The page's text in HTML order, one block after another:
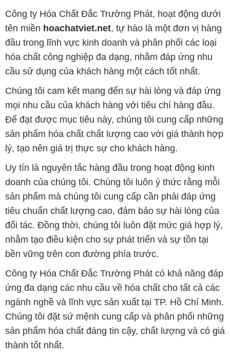
Công ty Hóa Chất Đắc Trường Phát, hoạt động dưới
tên miền hoachatviet.net, tự hào là một đơn vị hàng
đầu trong lĩnh vực kinh doanh và phân phối các loại
hóa chất công nghiệp đa dạng, nhằm đáp ứng nhu
cầu sử dụng của khách hàng một cách tốt nhất.
Chúng tôi cam kết mang đến sự hài lòng và đáp ứng
mọi nhu cầu của khách hàng với tiêu chí hàng đầu.
Để đạt được mục tiêu này, chúng tôi cung cấp những
sản phẩm hóa chất chất lượng cao với giá thành hợp
lý, tạo nên giá trị thực sự cho khách hàng.
Uy tín là nguyên tắc hàng đầu trong hoạt động kinh
doanh của chúng tôi. Chúng tôi luôn ý thức rằng mỗi
sản phẩm mà chúng tôi cung cấp cần phải đáp ứng
tiêu chuẩn chất lượng cao, đảm bảo sự hài lòng của
đối tác. Đồng thời, chúng tôi luôn đặt mức giá hợp lý,
nhằm tạo điều kiện cho sự phát triển và sự tồn tại
bền vững trên con đường phía trước.
Công ty Hóa Chất Đắc Trường Phát có khả năng đáp
ứng đa dạng các nhu cầu về hóa chất cho tất cả các
ngành nghề và lĩnh vực sản xuất tại TP. Hồ Chí Minh.
Chúng tôi đặt sứ mệnh cung cấp và phân phối những
sản phẩm hóa chất đáng tin cậy, chất lượng và có giá
thành tốt nhất.